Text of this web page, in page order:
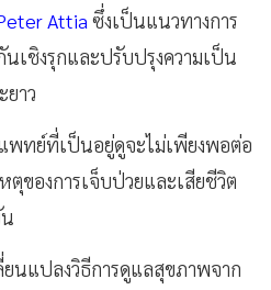
Attia ซึ่งเป็นแนวทางการ
เชิงรุกและปรับปรุงความเป็น
าว
พทย์ที่เป็นอยู่ดูจะไม่เพียงพอต่อ
ตุของการเจ็บป่วยและเสียชีวิต
นแปลงวิธีการดูแลสุขภาพจาก